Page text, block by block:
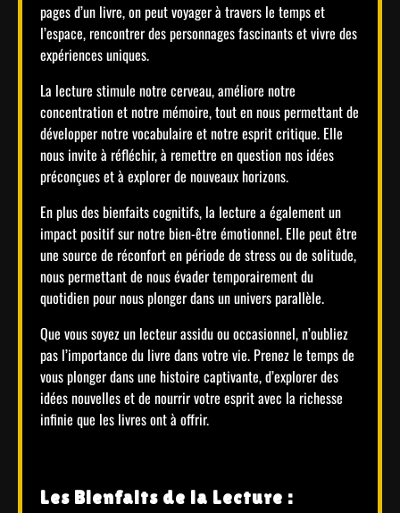
pages d’un livre, on peut voyager à travers le temps et
l’espace, rencontrer des personnages fascinants et vivre des
expériences uniques.
La lecture stimule notre cerveau, améliore notre
concentration et notre mémoire, tout en nous permettant de
développer notre vocabulaire et notre esprit critique. Elle
nous invite à réfléchir, à remettre en question nos idées
préconçues et à explorer de nouveaux horizons.
En plus des bienfaits cognitifs, la lecture a également un
impact positif sur notre bien-être émotionnel. Elle peut être
une source de réconfort en période de stress ou de solitude,
nous permettant de nous évader temporairement du
quotidien pour nous plonger dans un univers parallèle.
Que vous soyez un lecteur assidu ou occasionnel, n’oubliez
pas l’importance du livre dans votre vie. Prenez le temps de
vous plonger dans une histoire captivante, d’explorer des
idées nouvelles et de nourrir votre esprit avec la richesse
infinie que les livres ont à offrir.
Les Bienfaits de la Lecture :